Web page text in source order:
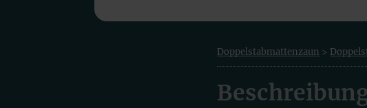
Doppelstabmattenzaun >